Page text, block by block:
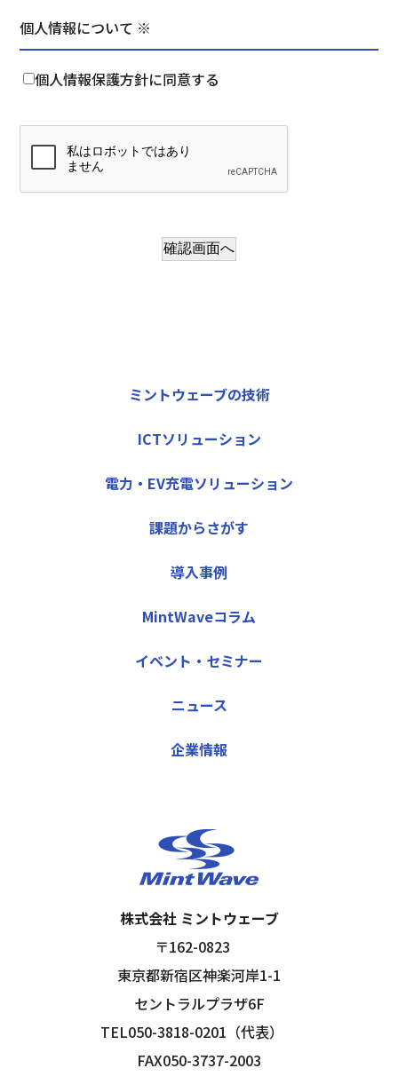
個人情報について ※
個人情報保護方針に同意する
確認画面へ
ミントウェーブの技術
ICTソリューション
電力・EV充電ソリューション
課題からさがす
導入事例
MintWaveコラム
イベント・セミナー
ニュース
企業情報
株式会社 ミントウェーブ
〒162-0823
東京都新宿区神楽河岸1-1
セントラルプラザ6F
TEL050-3818-0201（代表）
FAX050-3737-2003